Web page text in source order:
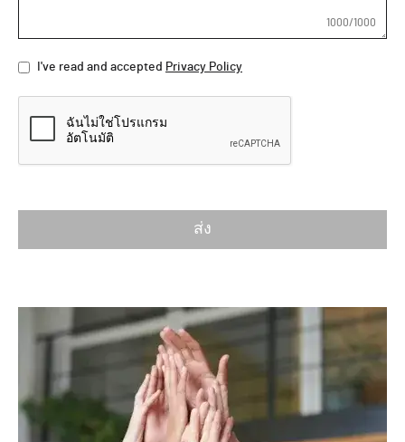
1000/1000
I've read and accepted Privacy Policy